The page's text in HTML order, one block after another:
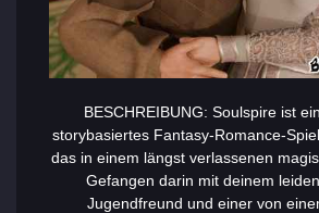
BESCHREIBUNG: Soulspire ist
storybasiertes Fantasy-Romance-
das in einem längst verlassenen
Gefangen darin mit deinem
Jugendfreund und einer von